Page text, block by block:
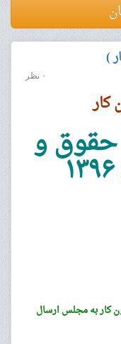
۰ نظر
کار
حقوق و
قانون کار به مجلس ارسال